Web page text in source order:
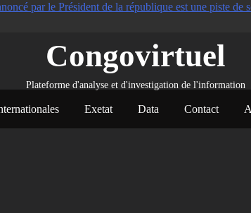
par le Président de la république est une piste
Congovirtuel
Plateforme d'analyse et d'investigation de l'information
Exetat Data Contact